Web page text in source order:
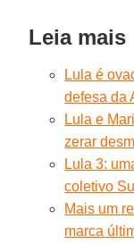
Leia mais
Lula é
defesa da
Lula e
zerar
Lula 3:
coletivo
Mais um
marca